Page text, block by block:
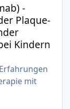
-
Plaque-
Kindern
mit